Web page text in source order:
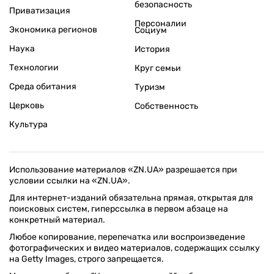
Приватизация
Экономика регионов
безопасность
Персоналии
Наука
Технологии
Среда обитания
Церковь
Культура
Социум
История
Круг семьи
Туризм
Собственность
Использование материалов «ZN.UA» разрешается при
условии ссылки на «ZN.UA».
Для интернет-изданий обязательна прямая, открытая для
поисковых систем, гиперссылка в первом абзаце на
конкретный материал.
Любое копирование, перепечатка или воспроизведение
фотографических и видео материалов, содержащих ссылку
на Getty Images, строго запрещается.